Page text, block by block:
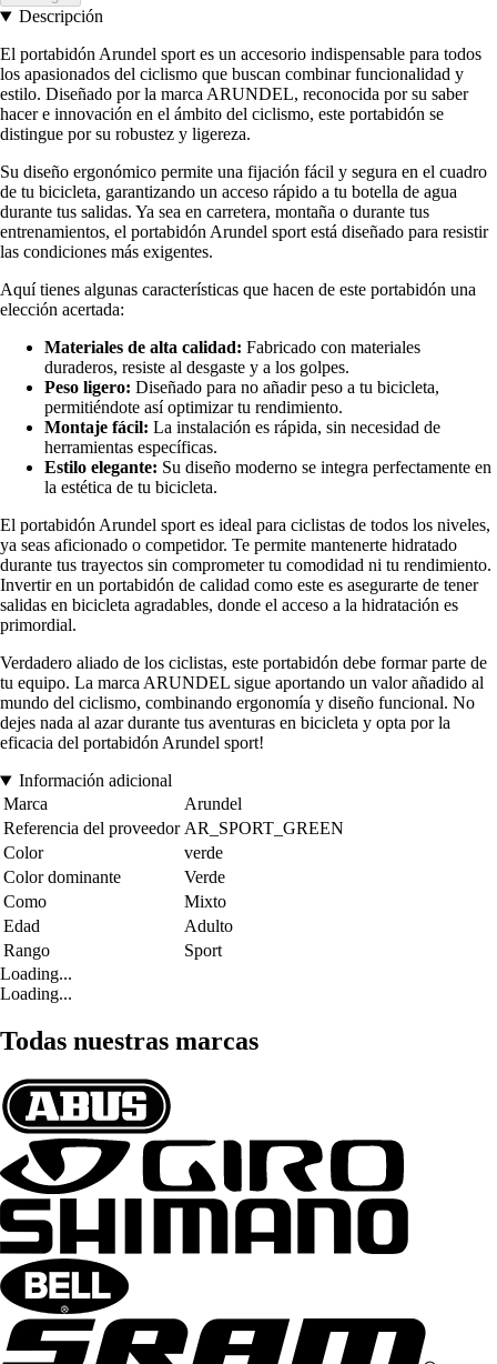
Descripción
El portabidón Arundel sport es un accesorio indispensable para todos
los apasionados del ciclismo que buscan combinar funcionalidad y
estilo. Diseñado por la marca ARUNDEL, reconocida por su saber
hacer e innovación en el ámbito del ciclismo, este portabidón se
distingue por su robustez y ligereza.
Su diseño ergonómico permite una fijación fácil y segura en el cuadro
de tu bicicleta, garantizando un acceso rápido a tu botella de agua
durante tus salidas. Ya sea en carretera, montaña o durante tus
entrenamientos, el portabidón Arundel sport está diseñado para resistir
las condiciones más exigentes.
Aquí tienes algunas características que hacen de este portabidón una
elección acertada:
Materiales de alta calidad: Fabricado con materiales
duraderos, resiste al desgaste y a los golpes.
Peso ligero: Diseñado para no añadir peso a tu bicicleta,
permitiéndote así optimizar tu rendimiento.
Montaje fácil: La instalación es rápida, sin necesidad de
herramientas específicas.
Estilo elegante: Su diseño moderno se integra perfectamente en
la estética de tu bicicleta.
El portabidón Arundel sport es ideal para ciclistas de todos los niveles,
ya seas aficionado o competidor. Te permite mantenerte hidratado
durante tus trayectos sin comprometer tu comodidad ni tu rendimiento.
Invertir en un portabidón de calidad como este es asegurarte de tener
salidas en bicicleta agradables, donde el acceso a la hidratación es
primordial.
Verdadero aliado de los ciclistas, este portabidón debe formar parte de
tu equipo. La marca ARUNDEL sigue aportando un valor añadido al
mundo del ciclismo, combinando ergonomía y diseño funcional. No
dejes nada al azar durante tus aventuras en bicicleta y opta por la
eficacia del portabidón Arundel sport!
Información adicional
Marca
Arundel
Referencia del proveedor AR_SPORT_GREEN
Color
verde
Color dominante
Verde
Como
Mixto
Edad
Adulto
Rango
Sport
Loading...
Loading...
Todas nuestras marcas